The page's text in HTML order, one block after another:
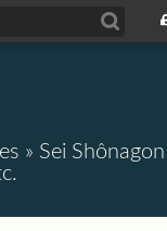
» Sei Shônagon